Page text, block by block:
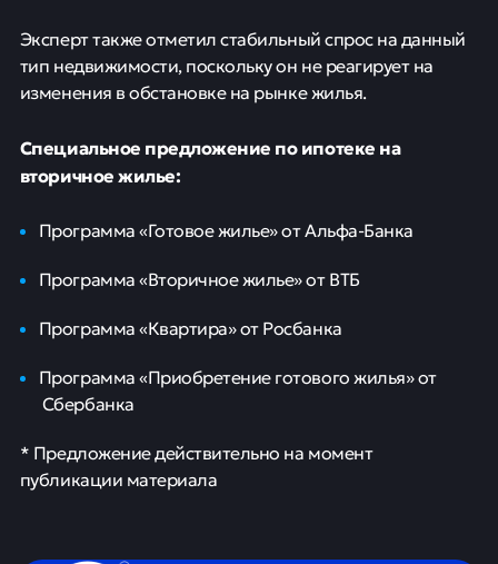
Эксперт также отметил стабильный спрос на данный
тип недвижимости, поскольку он не реагирует на
изменения в обстановке на рынке жилья.
Специальное предложение по ипотеке на
вторичное жилье:
Программа «Готовое жилье» от Альфа-Банка
Программа «Вторичное жилье» от ВТБ
Программа «Квартира» от Росбанка
Программа «Приобретение готового жилья» от
Сбербанка
* Предложение действительно на момент
публикации материала